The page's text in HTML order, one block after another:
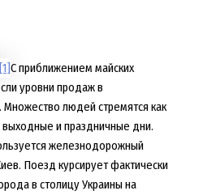
С приближением майских
уровни продаж в
людей стремятся как
и праздничные дни.
железнодорожный
Поезд курсирует фактически
в столицу Украины на